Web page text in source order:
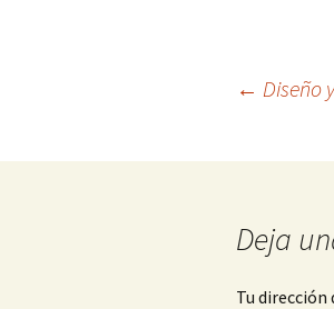
Navegación
de
← Diseño
Deja
Tu